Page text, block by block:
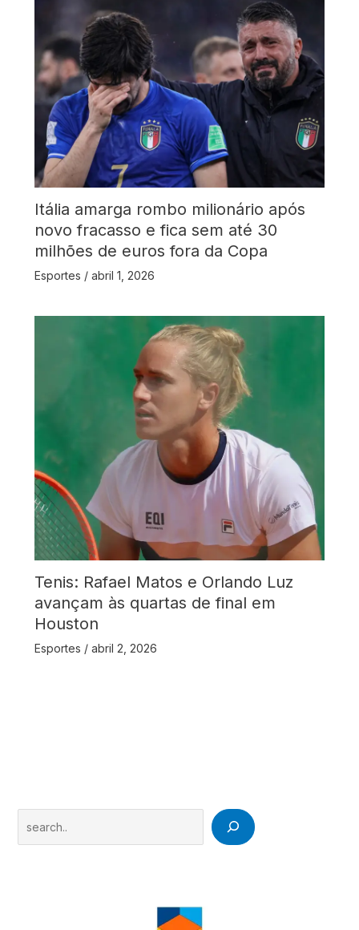
Itália amarga rombo milionário após
novo fracasso e fica sem até 30
milhões de euros fora da Copa
Esportes / abril 1, 2026
Tenis: Rafael Matos e Orlando Luz
avançam às quartas de final em
Houston
Esportes / abril 2, 2026